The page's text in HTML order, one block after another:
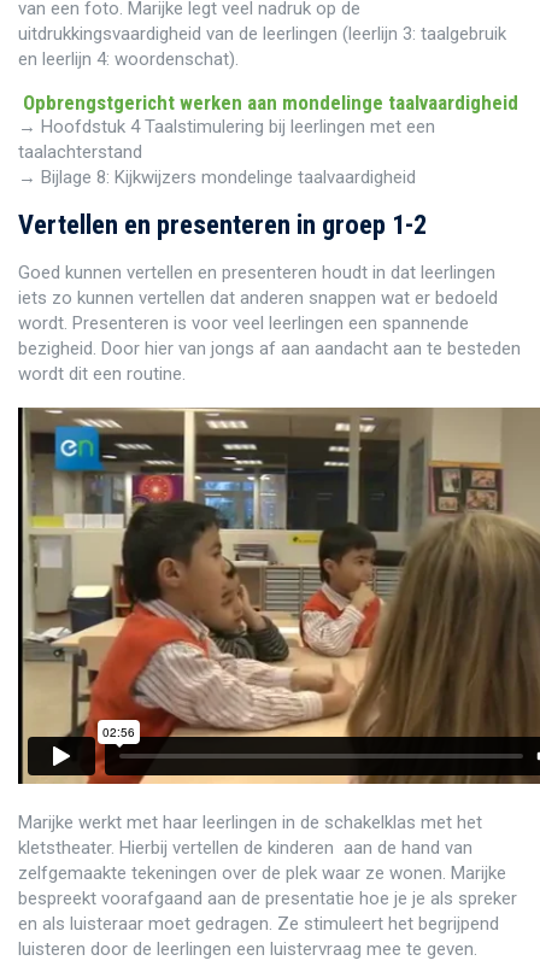
van een foto. Marijke legt veel nadruk op de
uitdrukkingsvaardigheid van de leerlingen (leerlijn 3: taalgebruik
en leerlijn 4: woordenschat).
Opbrengstgericht werken aan mondelinge taalvaardigheid
→ Hoofdstuk 4 Taalstimulering bij leerlingen met een
taalachterstand
→ Bijlage 8: Kijkwijzers mondelinge taalvaardigheid
Vertellen en presenteren in groep 1-2
Goed kunnen vertellen en presenteren houdt in dat leerlingen
iets zo kunnen vertellen dat anderen snappen wat er bedoeld
wordt. Presenteren is voor veel leerlingen een spannende
bezigheid. Door hier van jongs af aan aandacht aan te besteden
wordt dit een routine.
Marijke werkt met haar leerlingen in de schakelklas met het
kletstheater. Hierbij vertellen de kinderen aan de hand van
zelfgemaakte tekeningen over de plek waar ze wonen. Marijke
bespreekt voorafgaand aan de presentatie hoe je je als spreker
en als luisteraar moet gedragen. Ze stimuleert het begrijpend
luisteren door de leerlingen een luistervraag mee te geven.